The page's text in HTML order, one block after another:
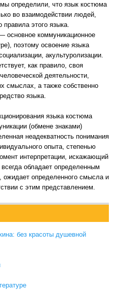
определили, что язык костюма
во взаимодействии людей,
этого языка.
основное коммуникационное
поэтому освоение языка
акультуролизации.
как правило, своя
деятельности,
смыслах, а также собственно
языка.
языка костюма
(обмене знаками)
неадекватность понимания
опыта, степенью
интерпретации, искажающий
обладает определенным
определенного смысла и
с этим представлением.
без красоты душевной